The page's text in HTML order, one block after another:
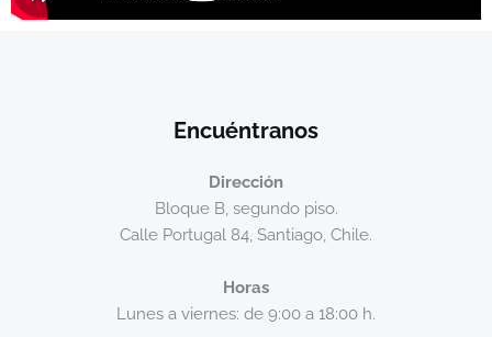
Encuéntranos
Dirección
Bloque B, segundo piso.
Calle Portugal 84, Santiago, Chile.
Horas
Lunes a viernes: de 9:00 a 18:00 h.